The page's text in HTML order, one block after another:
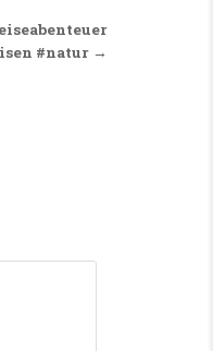
#natur →